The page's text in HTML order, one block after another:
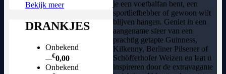
je een voetbalfan bent, een
sportliefhebber of gewoon wilt
blijven hangen. Geniet in een
aangename sfeer van een
prachtig getapte Guinness,
Kilkenny, Berliner Pilsener of
Schöfferhofer Weizen en laat u
inspireren door de extravagante
Bekijk meer
DRANKJES
Onbekend
—€0,00
Onbekend